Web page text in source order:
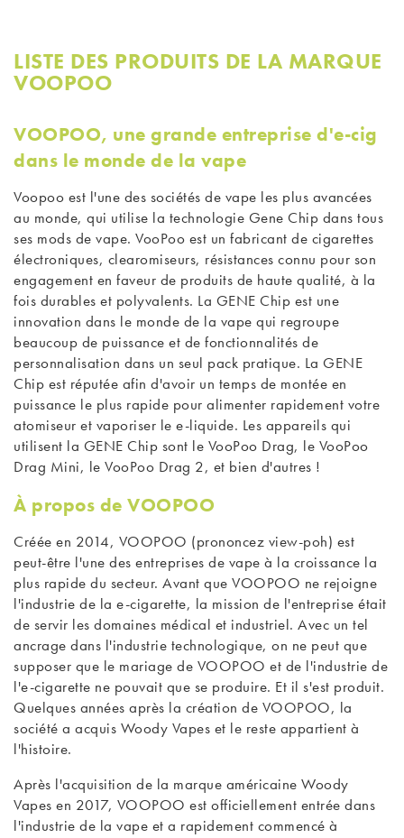
LISTE DES PRODUITS DE LA MARQUE
VOOPOO
VOOPOO, une grande entreprise d'e-cig
dans le monde de la vape
Voopoo est l'une des sociétés de vape les plus avancées
au monde, qui utilise la technologie Gene Chip dans tous
ses mods de vape. VooPoo est un fabricant de cigarettes
électroniques, clearomiseurs, résistances connu pour son
engagement en faveur de produits de haute qualité, à la
fois durables et polyvalents. La GENE Chip est une
innovation dans le monde de la vape qui regroupe
beaucoup de puissance et de fonctionnalités de
personnalisation dans un seul pack pratique. La GENE
Chip est réputée afin d'avoir un temps de montée en
puissance le plus rapide pour alimenter rapidement votre
atomiseur et vaporiser le e-liquide. Les appareils qui
utilisent la GENE Chip sont le VooPoo Drag, le VooPoo
Drag Mini, le VooPoo Drag 2, et bien d'autres !
À propos de VOOPOO
Créée en 2014, VOOPOO (prononcez view-poh) est
peut-être l'une des entreprises de vape à la croissance la
plus rapide du secteur. Avant que VOOPOO ne rejoigne
l'industrie de la e-cigarette, la mission de l'entreprise était
de servir les domaines médical et industriel. Avec un tel
ancrage dans l'industrie technologique, on ne peut que
supposer que le mariage de VOOPOO et de l'industrie de
l'e-cigarette ne pouvait que se produire. Et il s'est produit.
Quelques années après la création de VOOPOO, la
société a acquis Woody Vapes et le reste appartient à
l'histoire.
Après l'acquisition de la marque américaine Woody
Vapes en 2017, VOOPOO est officiellement entrée dans
l'industrie de la vape et a rapidement commencé à